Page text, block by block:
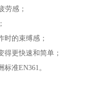
劳感；
的束缚感；
更快速和简单；
准EN361。